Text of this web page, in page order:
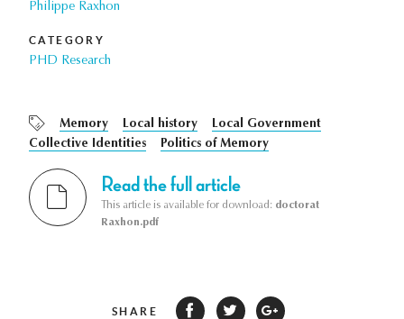
Philippe Raxhon
CATEGORY
PHD Research
Memory Local history
Local Government
Collective Identities
Politics of Memory
Read the full article
This article is available for download: doctorat
Raxhon.pdf
SHARE